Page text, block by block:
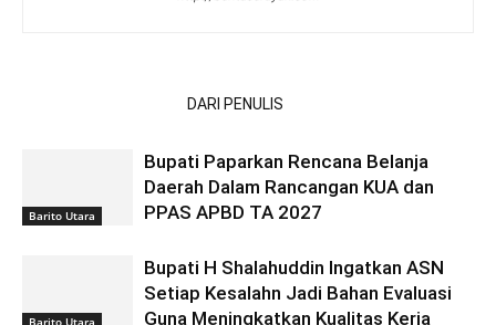
DARI PENULIS
Barito Utara
Bupati Paparkan Rencana Belanja
Daerah Dalam Rancangan KUA dan
PPAS APBD TA 2027
Barito Utara
Bupati H Shalahuddin Ingatkan ASN
Setiap Kesalahn Jadi Bahan Evaluasi
Guna Meningkatkan Kualitas Kerja